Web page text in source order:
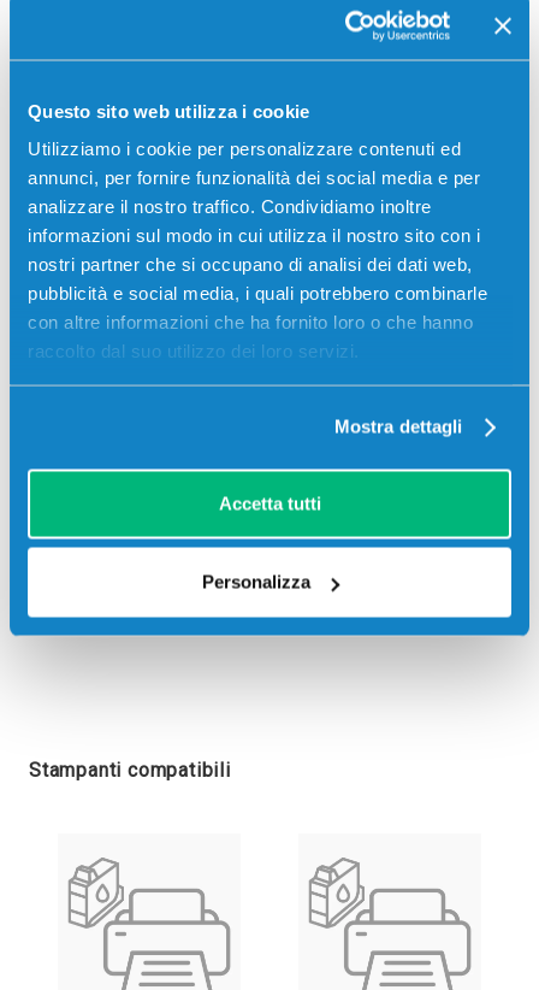
Questo sito web utilizza i cookie
Utilizziamo i cookie per personalizzare contenuti ed
annunci, per fornire funzionalità dei social media e per
analizzare il nostro traffico. Condividiamo inoltre
informazioni sul modo in cui utilizza il nostro sito con i
nostri partner che si occupano di analisi dei dati web,
pubblicità e social media, i quali potrebbero combinarle
con altre informazioni che ha fornito loro o che hanno
raccolto dal suo utilizzo dei loro servizi.
Mostra dettagli
Accetta tutti
Personalizza
Toner Utax 652511010 originale NERO 12000 pagine
5520, Utax CDC 5525
Recensioni
Stampanti compatibili